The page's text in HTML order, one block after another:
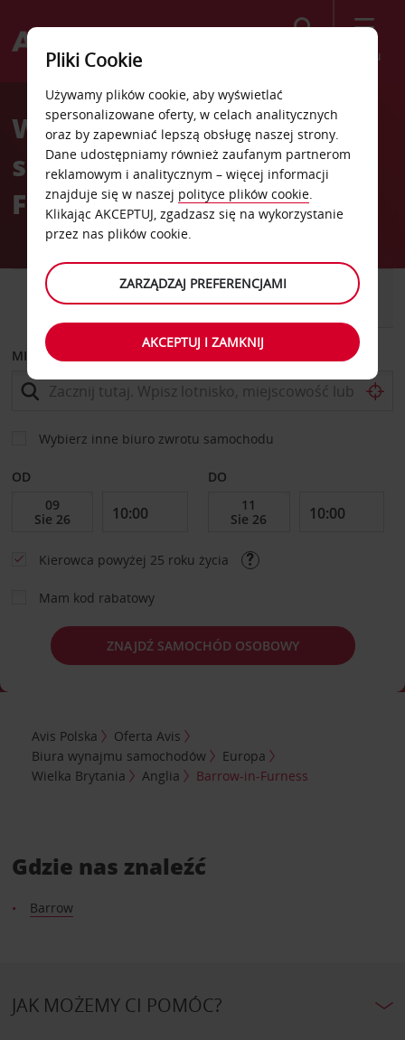
Menu
Welcome
AvisWypożyczalnia
samochodów Barrow In
Furness
SAMOCHÓD
SAMOCHÓD
DOSTAWCZY
MIEJSCE ODBIORU
Wybierz inne biuro zwrotu samochodu
OD DO
Kierowca powyżej 25 roku życia
Mam kod rabatowy
ZNAJDŹ SAMOCHÓD OSOBOWY
Avis Polska
Oferta Avis
Biura wynajmu samochodów
Europa
Wielka Brytania
Anglia Barrow-in-Furness
Gdzie nas znaleźć
Barrow
JAK MOŻEMY CI POMÓC?
Pliki Cookie
Używamy plików cookie, aby wyświetlać
spersonalizowane oferty, w celach analitycznych
oraz by zapewniać lepszą obsługę naszej strony.
Dane udostępniamy również zaufanym partnerom
reklamowym i analitycznym – więcej informacji
znajduje się w naszej polityce plików cookie.
Klikając AKCEPTUJ, zgadzasz się na wykorzystanie
przez nas plików cookie.
ZARZĄDZAJ PREFERENCJAMI
AKCEPTUJ I ZAMKNIJ